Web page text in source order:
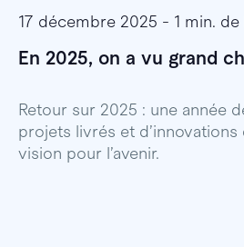
17 décembre 2025 - 1 min.
En 2025, on a vu grand
Retour sur 2025 : une année
projets livrés et
vision pour l’avenir.